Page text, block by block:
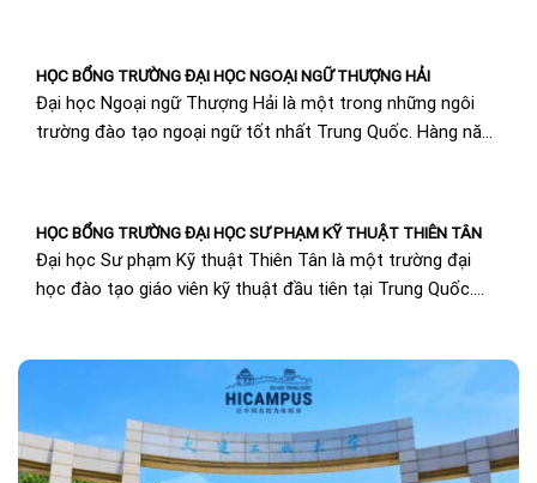
HỌC BỔNG TRƯỜNG ĐẠI HỌC NGOẠI NGỮ THƯỢNG HẢI
Đại học Ngoại ngữ Thượng Hải là một trong những ngôi
trường đào tạo ngoại ngữ tốt nhất Trung Quốc. Hàng năm,
HỌC BỔNG TRƯỜNG ĐẠI HỌC SƯ PHẠM KỸ THUẬT THIÊN TÂN
Đại học Sư phạm Kỹ thuật Thiên Tân là một trường đại
học đào tạo giáo viên kỹ thuật đầu tiên tại Trung Quốc.